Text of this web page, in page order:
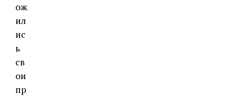
ож
ил
ис
ь
св
ои
пр